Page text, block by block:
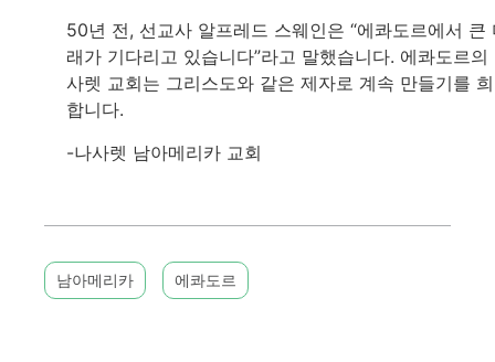
50년 전, 선교사 알프레드 스웨인은 “에콰도르에서 큰
래가 기다리고 있습니다”라고 말했습니다. 에콰도르의
사렛 교회는 그리스도와 같은 제자로 계속 만들기를
합니다.
-나사렛 남아메리카 교회
남아메리카 에콰도르